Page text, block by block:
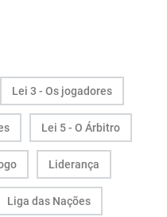
Lei 3 - Os jogadores
Lei 5 - O Árbitro
Liderança
Liga das Nações